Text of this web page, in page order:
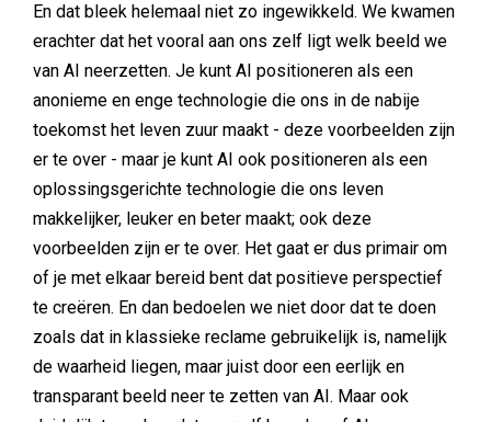
En dat bleek helemaal niet zo ingewikkeld. We kwamen
erachter dat het vooral aan ons zelf ligt welk beeld we
van AI neerzetten. Je kunt AI positioneren als een
anonieme en enge technologie die ons in de nabije
toekomst het leven zuur maakt - deze voorbeelden zijn
er te over - maar je kunt AI ook positioneren als een
oplossingsgerichte technologie die ons leven
makkelijker, leuker en beter maakt; ook deze
voorbeelden zijn er te over. Het gaat er dus primair om
of je met elkaar bereid bent dat positieve perspectief
te creëren. En dan bedoelen we niet door dat te doen
zoals dat in klassieke reclame gebruikelijk is, namelijk
de waarheid liegen, maar juist door een eerlijk en
transparant beeld neer te zetten van AI. Maar ook